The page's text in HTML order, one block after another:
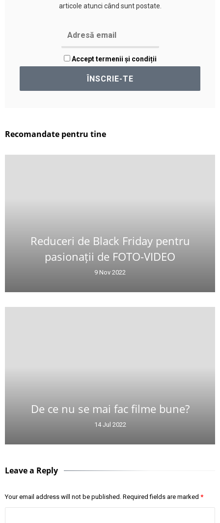
articole atunci când sunt postate.
Accept termenii și condiții
Recomandate pentru tine
Reduceri de Black Friday pentru
pasionații de FOTO-VIDEO
9 Nov 2022
De ce nu se mai fac filme bune?
14 Jul 2022
Leave a Reply
Your email address will not be published. Required fields are marked *